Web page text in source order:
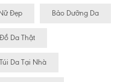
Đẹp Bảo Dưỡng Da
Da Thật
Da Tại Nhà